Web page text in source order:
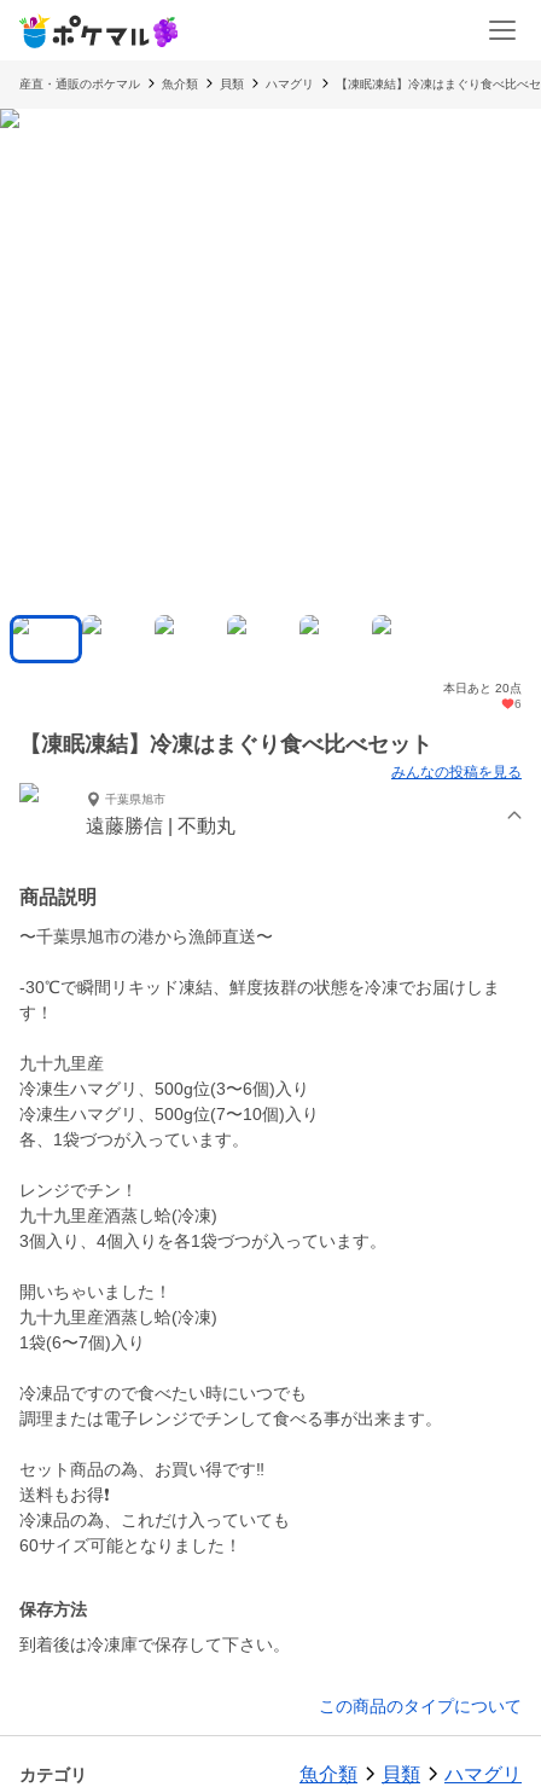
産直・通販のポケマル 魚介類 貝類 ハマグリ 【凍眠凍結】冷凍はまぐり食べ比べ
本日あと 20点
6
【凍眠凍結】冷凍はまぐり食べ比べセット
みんなの投稿を見る
千葉県旭市
遠藤勝信 | 不動丸
商品説明
〜千葉県旭市の港から漁師直送〜
-30℃で瞬間リキッド凍結、鮮度抜群の状態を冷凍でお届けしま
す！
九十九里産
冷凍生ハマグリ、500g位(3〜6個)入り
冷凍生ハマグリ、500g位(7〜10個)入り
各、1袋づつが入っています。
レンジでチン！
九十九里産酒蒸し蛤(冷凍)
3個入り、4個入りを各1袋づつが入っています。
開いちゃいました！
九十九里産酒蒸し蛤(冷凍)
1袋(6〜7個)入り
冷凍品ですので食べたい時にいつでも
調理または電子レンジでチンして食べる事が出来ます。
セット商品の為、お買い得です‼️
送料もお得❗️
冷凍品の為、これだけ入っていても
保存方法
到着後は冷凍庫で保存して下さい。
この商品のタイプについて
カテゴリ 魚介類 貝類 ハマグリ